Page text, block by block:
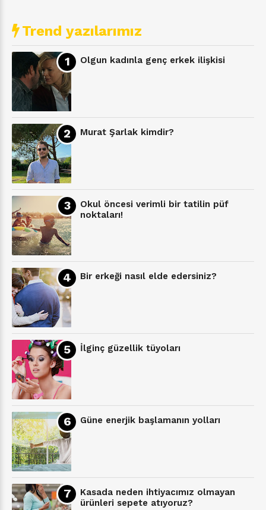
Trend yazılarımız
Olgun kadınla genç erkek ilişkisi
Murat Şarlak kimdir?
Okul öncesi verimli bir tatilin püf
noktaları!
Bir erkeği nasıl elde edersiniz?
İlginç güzellik tüyoları
Güne enerjik başlamanın yolları
Kasada neden ihtiyacımız olmayan
ürünleri sepete atıyoruz?